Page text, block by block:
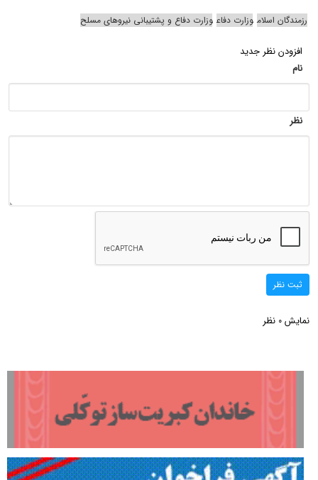
رزمندگان اسلام وزارت دفاع وزارت دفاع و پشتیبانی نیروهای مسلح
افزودن نظر جدید
نام
نظر
ثبت نظر
نمایش 0 نظر